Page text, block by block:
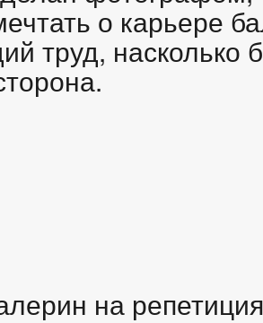
о карьере
труд, насколько
на